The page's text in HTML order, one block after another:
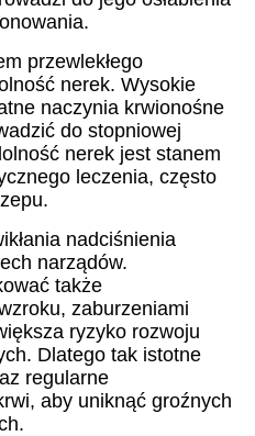
przewlekłego
nerek. Wysokie
naczynia krwionośne
do stopniowej
nerek jest stanem
leczenia, często
nadciśnienia
narządów.
także
zaburzeniami
ryzyko rozwoju
Dlatego tak istotne
regularne
aby uniknąć groźnych